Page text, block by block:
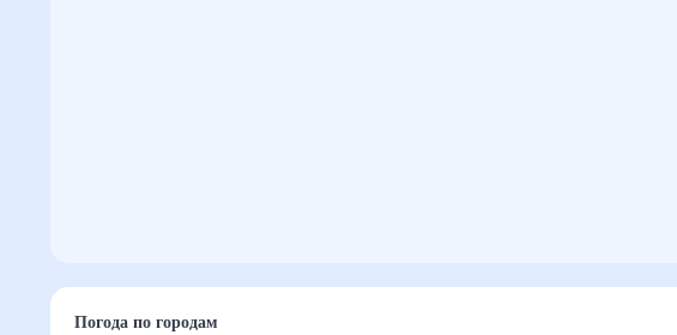
Погода по городам